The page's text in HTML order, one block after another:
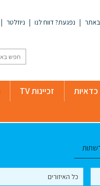
נפגעת? דווח לנו ניוזלטר
זכיינות TV